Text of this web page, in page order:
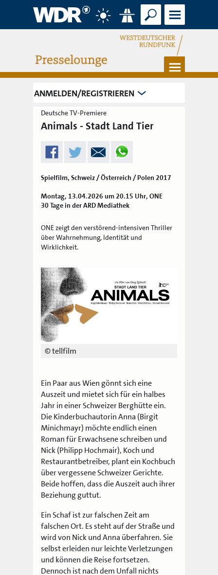
Verkehr
Suche Menü
Menü
ANMELDEN/REGISTRIEREN
Deutsche TV-Premiere
Animals - Stadt Land Tier
Spielfilm, Schweiz / Österreich / Polen 2017
Montag, 13.04.2026 um 20.15 Uhr, ONE
30 Tage in der ARD Mediathek
ONE zeigt den verstörend-intensiven Thriller
über Wahrnehmung, Identität und
Wirklichkeit.
© tellfilm
Ein Paar aus Wien gönnt sich eine
Auszeit und mietet sich für ein halbes
Jahr in einer Schweizer Berghütte ein.
Die Kinderbuchautorin Anna (Birgit
Minichmayr) möchte endlich einen
Roman für Erwachsene schreiben und
Nick (Philipp Hochmair), Koch und
Restaurantbetreiber, plant ein Kochbuch
über vergessene Schweizer Gerichte.
Beide hoffen, dass die Auszeit auch ihrer
Beziehung guttut.
Ein Schaf ist zur falschen Zeit am
falschen Ort. Es steht auf der Straße und
wird von Nick und Anna überfahren. Sie
selbst erleiden nur leichte Verletzungen
und können die Reise fortsetzen.
Dennoch ist nach dem Unfall nichts